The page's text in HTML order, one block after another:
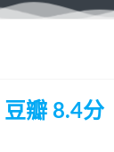
瓣 8.4分